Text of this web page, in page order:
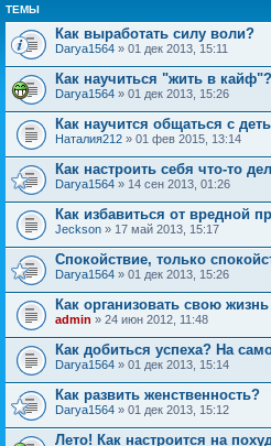
ТЕМЫ
Как выработать силу воли?
Darya1564 » 01 дек 2013, 15:11
Как научиться "жить в кайф"?
Darya1564 » 01 дек 2013, 15:26
Как научится общаться с
Наталия212 » 01 фев 2015, 13:14
Как настроить себя что-то
Darya1564 » 14 сен 2013, 01:26
Как избавиться от вредной
Jeckson » 17 май 2013, 15:17
Спокойствие, только
Darya1564 » 01 дек 2013, 15:26
Как организовать свою жизнь
admin » 24 июн 2012, 11:48
Как добиться успеха? На
Darya1564 » 01 дек 2013, 15:14
Как развить женственность?
Darya1564 » 01 дек 2013, 15:12
Лето! Как настроится на